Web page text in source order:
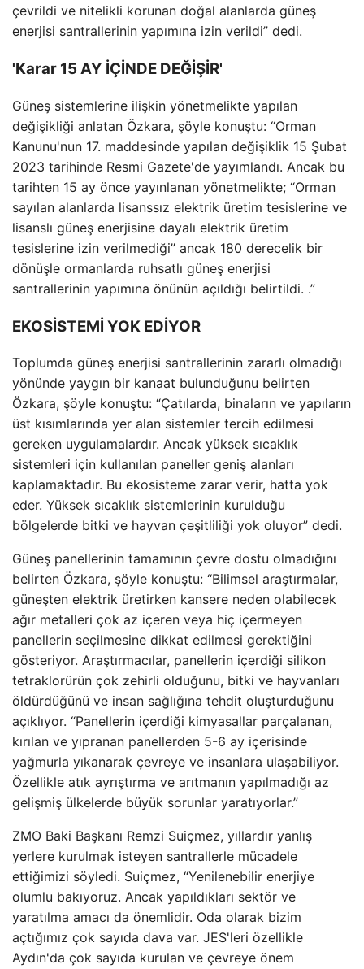
çevrildi ve nitelikli korunan doğal alanlarda güneş
enerjisi santrallerinin yapımına izin verildi” dedi.
'Karar 15 AY İÇİNDE DEĞİŞİR'
Güneş sistemlerine ilişkin yönetmelikte yapılan
değişikliği anlatan Özkara, şöyle konuştu: “Orman
Kanunu'nun 17. maddesinde yapılan değişiklik 15 Şubat
2023 tarihinde Resmi Gazete'de yayımlandı. Ancak bu
tarihten 15 ay önce yayınlanan yönetmelikte; “Orman
sayılan alanlarda lisanssız elektrik üretim tesislerine ve
lisanslı güneş enerjisine dayalı elektrik üretim
tesislerine izin verilmediği” ancak 180 derecelik bir
dönüşle ormanlarda ruhsatlı güneş enerjisi
santrallerinin yapımına önünün açıldığı belirtildi. .”
EKOSİSTEMİ YOK EDİYOR
Toplumda güneş enerjisi santrallerinin zararlı olmadığı
yönünde yaygın bir kanaat bulunduğunu belirten
Özkara, şöyle konuştu: “Çatılarda, binaların ve yapıların
üst kısımlarında yer alan sistemler tercih edilmesi
gereken uygulamalardır. Ancak yüksek sıcaklık
sistemleri için kullanılan paneller geniş alanları
kaplamaktadır. Bu ekosisteme zarar verir, hatta yok
eder. Yüksek sıcaklık sistemlerinin kurulduğu
bölgelerde bitki ve hayvan çeşitliliği yok oluyor” dedi.
Güneş panellerinin tamamının çevre dostu olmadığını
belirten Özkara, şöyle konuştu: “Bilimsel araştırmalar,
güneşten elektrik üretirken kansere neden olabilecek
ağır metalleri çok az içeren veya hiç içermeyen
panellerin seçilmesine dikkat edilmesi gerektiğini
gösteriyor. Araştırmacılar, panellerin içerdiği silikon
tetraklorürün çok zehirli olduğunu, bitki ve hayvanları
öldürdüğünü ve insan sağlığına tehdit oluşturduğunu
açıklıyor. “Panellerin içerdiği kimyasallar parçalanan,
kırılan ve yıpranan panellerden 5-6 ay içerisinde
yağmurla yıkanarak çevreye ve insanlara ulaşabiliyor.
Özellikle atık ayrıştırma ve arıtmanın yapılmadığı az
gelişmiş ülkelerde büyük sorunlar yaratıyorlar.”
ZMO Baki Başkanı Remzi Suiçmez, yıllardır yanlış
yerlere kurulmak isteyen santrallerle mücadele
ettiğimizi söyledi. Suiçmez, “Yenilenebilir enerjiye
olumlu bakıyoruz. Ancak yapıldıkları sektör ve
yaratılma amacı da önemlidir. Oda olarak bizim
açtığımız çok sayıda dava var. JES'leri özellikle
Aydın'da çok sayıda kurulan ve çevreye önem